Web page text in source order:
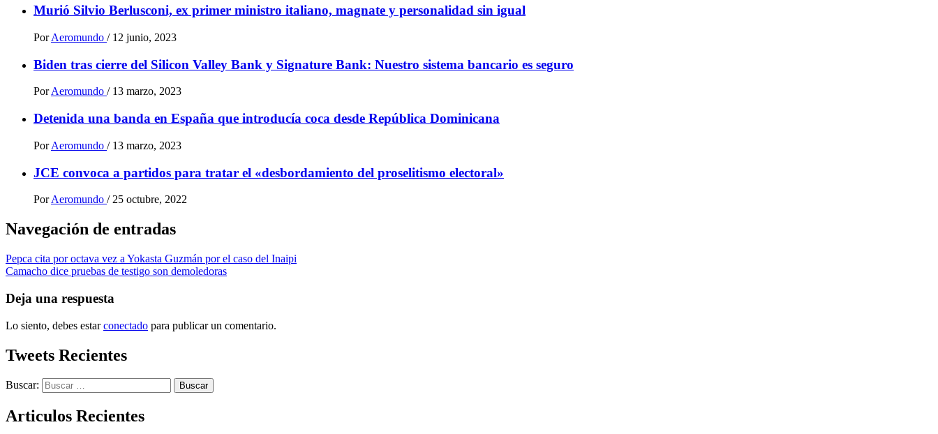
Murió Silvio Berlusconi, ex primer ministro italiano, magnate y personalidad sin igual
Por Aeromundo / 12 junio, 2023
Biden tras cierre del Silicon Valley Bank y Signature Bank: Nuestro sistema bancario es seguro
PorAeromundo / 13 marzo, 2023
Detenida una banda en España que introducía coca desde República Dominicana
Por Aeromundo / 13 marzo, 2023
JCE convoca a partidos para tratar el «desbordamiento del proselitismo electoral»
Por Aeromundo / 25 octubre, 2022
Navegación de entradas
Pepca cita por octava vez a Yokasta Guzmán por el caso del Inaipi
Camacho dice pruebas de testigo son demoledoras
Deja una respuesta
Lo siento, debes estarconectado para publicar un comentario.
Tweets Recientes
Buscar:
Articulos Recientes